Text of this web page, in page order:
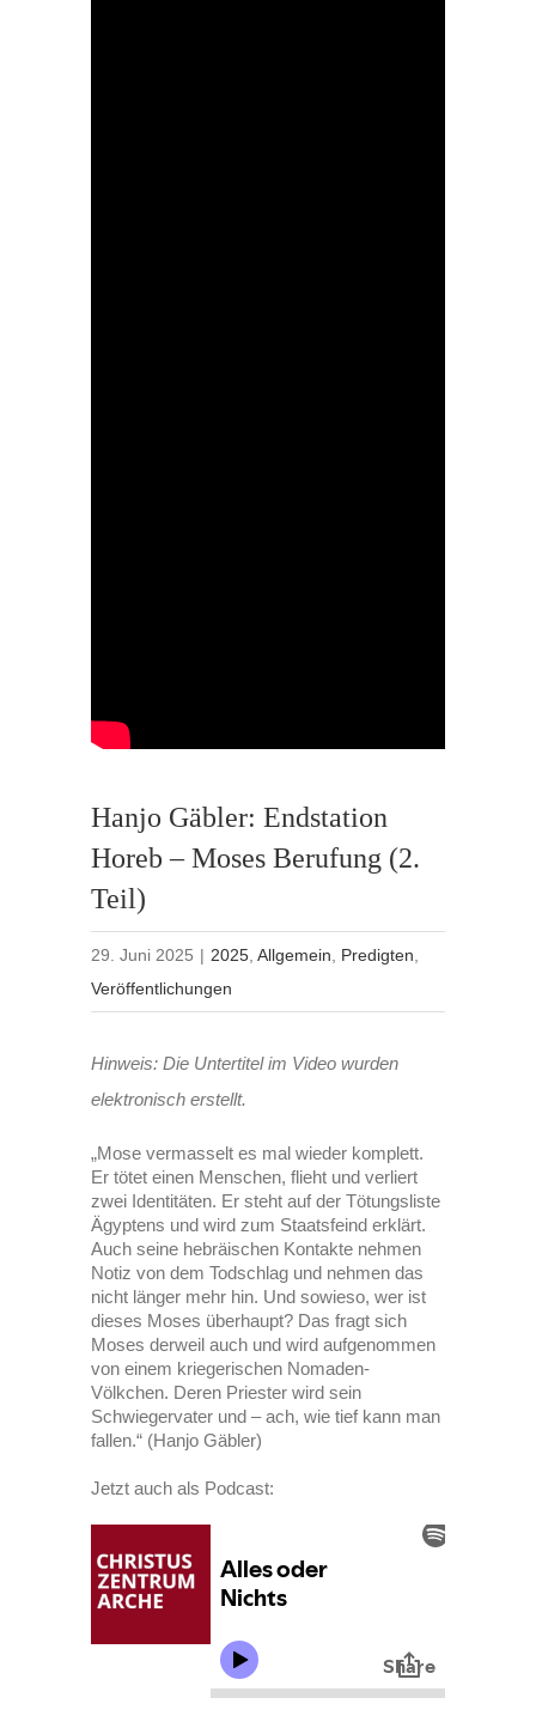
Hanjo Gäbler: Endstation
Horeb – Moses Berufung (2.
Teil)
29. Juni 2025 | 2025,Allgemein, Predigten,
Veröffentlichungen
Hinweis: Die Untertitel im Video wurden
elektronisch erstellt.
„Mose vermasselt es mal wieder komplett.
Er tötet einen Menschen, flieht und verliert
zwei Identitäten. Er steht auf der Tötungsliste
Ägyptens und wird zum Staatsfeind erklärt.
Auch seine hebräischen Kontakte nehmen
Notiz von dem Todschlag und nehmen das
nicht länger mehr hin. Und sowieso, wer ist
dieses Moses überhaupt? Das fragt sich
Moses derweil auch und wird aufgenommen
von einem kriegerischen Nomaden-
Völkchen. Deren Priester wird sein
Schwiegervater und – ach, wie tief kann man
fallen.“ (Hanjo Gäbler)
Jetzt auch als Podcast: